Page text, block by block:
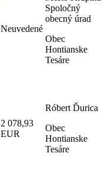
Neuvedené
Spoločný
obecný úrad
Obec
Hontianske
Tesáre
2 078,93
EUR
Róbert Ďurica
Obec
Hontianske
Tesáre